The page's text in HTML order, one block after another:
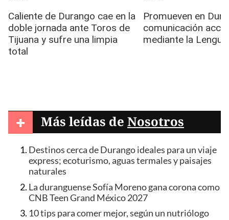
+ Más leídas de Nosotros
Destinos cerca de Durango ideales para un viaje
express; ecoturismo, aguas termales y paisajes
naturales
La duranguense Sofía Moreno gana corona como
CNB Teen Grand México 2027
10 tips para comer mejor, según un nutriólogo